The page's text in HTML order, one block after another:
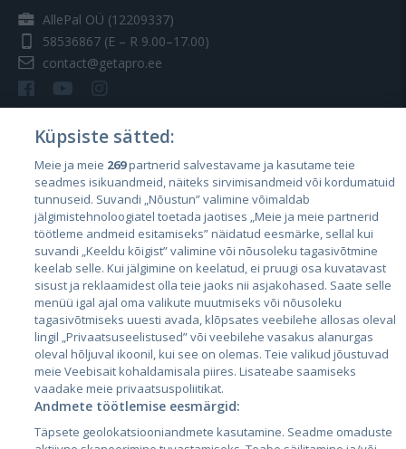
AllePal OÜ (12209337)
58536867 (E – R 9.00–17.00)
contact@getapro.ee
Riigid
Eesti
Läti
Leedu
City24.lv
CVbankas.lt
Küpsiste sätted:
Meie ja meie 269partnerid salvestavame ja kasutame teie
seadmes isikuandmeid, näiteks sirvimisandmeid või kordumatuid
tunnuseid. Suvandi „Nõustun” valimine võimaldab
jälgimistehnoloogiatel toetada jaotises „Meie ja meie partnerid
töötleme andmeid esitamiseks” näidatud eesmärke, sellal kui
suvandi „Keeldu kõigist” valimine või nõusoleku tagasivõtmine
keelab selle. Kui jälgimine on keelatud, ei pruugi osa kuvatavast
sisust ja reklaamidest olla teie jaoks nii asjakohased. Saate selle
menüü igal ajal oma valikute muutmiseks või nõusoleku
tagasivõtmiseks uuesti avada, klõpsates veebilehe allosas oleval
lingil „Privaatsuseelistused” või veebilehe vasakus alanurgas
oleval hõljuval ikoonil, kui see on olemas. Teie valikud jõustuvad
meie Veebisait kohaldamisala piires. Lisateabe saamiseks
vaadake meie privaatsuspoliitikat.
Andmete töötlemise eesmärgid:
Täpsete geolokatsiooniandmete kasutamine. Seadme omaduste